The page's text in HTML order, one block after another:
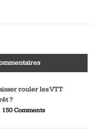
rouler les VTT
?
150 Comments